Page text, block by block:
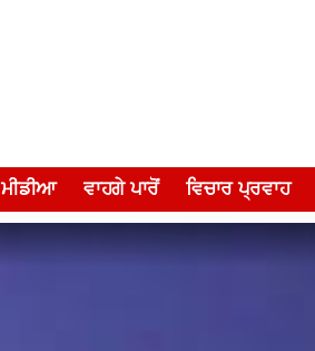
ਮੀਡੀਆ ਵਾਹਗੇ ਪਾਰੋਂ ਵਿਚਾਰ ਪ੍ਰਵਾਹ